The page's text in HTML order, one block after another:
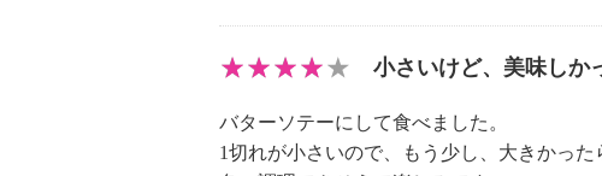
小さいけど、美味しか
バターソテーにして食べました。
1切れが小さいので、もう少し、大きかった